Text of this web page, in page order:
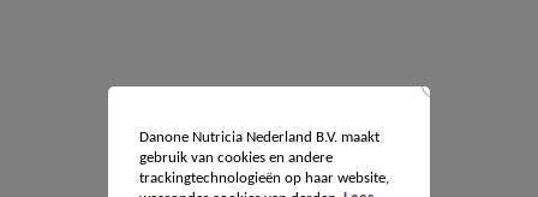
Danone Nutricia Nederland B.V. maakt
gebruik van cookies en andere
trackingtechnologieën op haar website,